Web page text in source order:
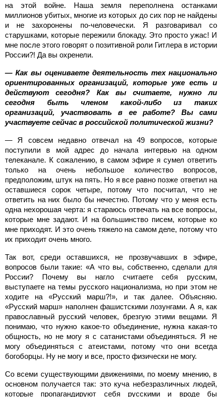
на этой войне. Наша земля переполнена останками
миллионов убитых, многие из которых до сих пор не найдены
и не захоронены по-человечески. Я разговаривал со
старушками, которые пережили блокаду. Это просто ужас! И
мне после этого говорят о позитивной роли Гитлера в истории
России?! Да вы охренели.
— Как вы оцениваете деятельность тех национально
ориентированных организаций, которые уже есть и
действуют сегодня? Как вы считаете, нужно ли
сегодня быть членом какой-либо из таких
организаций, участвовать в ее работе? Вы сами
участвуете сейчас в российской политической жизни?
— Я совсем недавно отвечал на 49 вопросов, которые
поступили в мой адрес до начала интервью на одном
телеканале. К сожалению, в самом эфире я сумел ответить
только на очень небольшое количество вопросов,
предположим, штук на пять. Но я все равно позже ответил на
оставшиеся сорок четыре, потому что посчитал, что не
ответить на них было бы нечестно. Потому что у меня есть
одна нехорошая черта: я стараюсь отвечать на все вопросы,
которые мне задают. И на большинство писем, которые ко
мне приходят. И это очень тяжело на самом деле, потому что
их приходит очень много.
Так вот, среди оставшихся, не прозвучавших в эфире,
вопросов были такие: «А что вы, собственно, сделали для
России? Почему вы нагло считаете себя русским,
выступаете на темы русского национализма, но при этом не
ходите на «Русский марш?!», и так далее. Объясняю.
«Русский марш» наполнен фашистскими лозунгами. А я, как
православный русский человек, брезгую этими вещами. Я
понимаю, что нужно какое-то объединение, нужна какая-то
общность, но не могу я с сатанистами объединяться. Я не
могу объединяться с атеистами, потому что они всегда
богоборцы. Ну не могу и все, просто физически не могу.
Со всеми существующими движениями, по моему мнению, в
основном получается так: это куча небезразличных людей,
которые пропагандируют себя русскими и вроде бы